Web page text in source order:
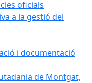
oficials
a la gestió del
i documentació
de Montgat,